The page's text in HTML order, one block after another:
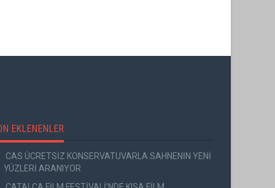
EKLENENLER
CAS ÜCRETSİZ KONSERVATUVARLA SAHNENİN YENİ
YÜZLERİ ARANIYOR